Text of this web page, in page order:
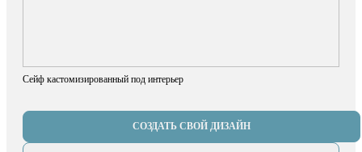
Сейф кастомизированный под интерьер
СОЗДАТЬ СВОЙ ДИЗАЙН